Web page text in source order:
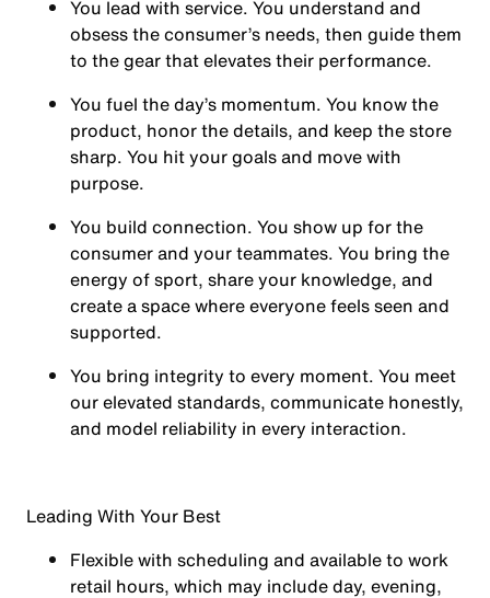
You lead with service. You understand and
obsess the consumer’s needs, then guide them
to the gear that elevates their performance.
You fuel the day’s momentum. You know the
product, honor the details, and keep the store
sharp. You hit your goals and move with
purpose.
You build connection. You show up for the
consumer and your teammates. You bring the
energy of sport, share your knowledge, and
create a space where everyone feels seen and
supported.
You bring integrity to every moment. You meet
our elevated standards, communicate honestly,
and model reliability in every interaction.
Leading With Your Best
Flexible with scheduling and available to work
retail hours, which may include day, evening,